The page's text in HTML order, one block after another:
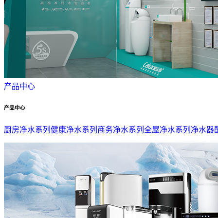
产品中心
产品中心
厨房净水系列 健康净水系列 商务净水系列 全屋净水系列 净水器